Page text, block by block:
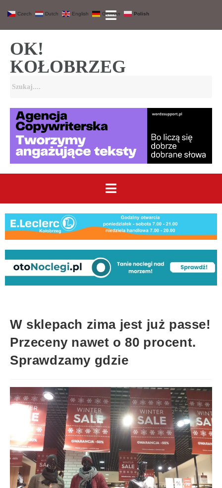
OK!
KOŁOBRZEG
W sklepach zima jest już passe!
Przeceny nawet o 80 procent.
Sprawdzamy gdzie
Czech Dutch English German Polish